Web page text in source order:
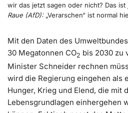
wir das jetzt sagen oder nicht? Das
Raue (AfD):„Verarschen“ ist normal
Mit den Daten des
30 Megatonnen CO2 bis 2030 zu
Minister Schneider rechnen
wird die Regierung eingehen als
Hunger, Krieg und Elend, die mit
Lebensgrundlagen einhergehen